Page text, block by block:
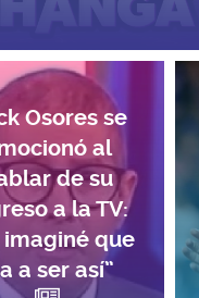
Osores se
al
de su
a la TV:
imaginé que
a ser así”